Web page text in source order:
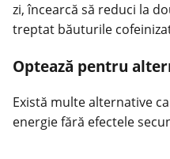
zi, încearcă să reduci la
treptat băuturile
Optează pentru
Există multe alternative
energie fără efectele